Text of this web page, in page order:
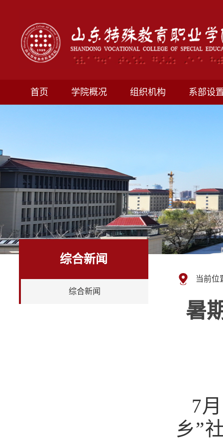
首页 学院概况 组织机构 系部设
综合新闻
综合新闻
当前位
暑
7
乡”